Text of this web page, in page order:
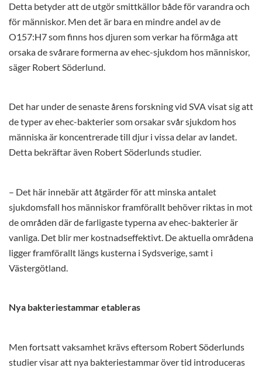
Detta betyder att de utgör smittkällor både för varandra och
för människor. Men det är bara en mindre andel av de
O157:H7 som finns hos djuren som verkar ha förmåga att
orsaka de svårare formerna av ehec-sjukdom hos människor,
säger Robert Söderlund.
Det har under de senaste årens forskning vid SVA visat sig att
de typer av ehec-bakterier som orsakar svår sjukdom hos
människa är koncentrerade till djur i vissa delar av landet.
Detta bekräftar även Robert Söderlunds studier.
– Det här innebär att åtgärder för att minska antalet
sjukdomsfall hos människor framförallt behöver riktas in mot
de områden där de farligaste typerna av ehec-bakterier är
vanliga. Det blir mer kostnadseffektivt. De aktuella områdena
ligger framförallt längs kusterna i Sydsverige, samt i
Västergötland.
Nya bakteriestammar etableras
Men fortsatt vaksamhet krävs eftersom Robert Söderlunds
studier visar att nya bakteriestammar över tid introduceras